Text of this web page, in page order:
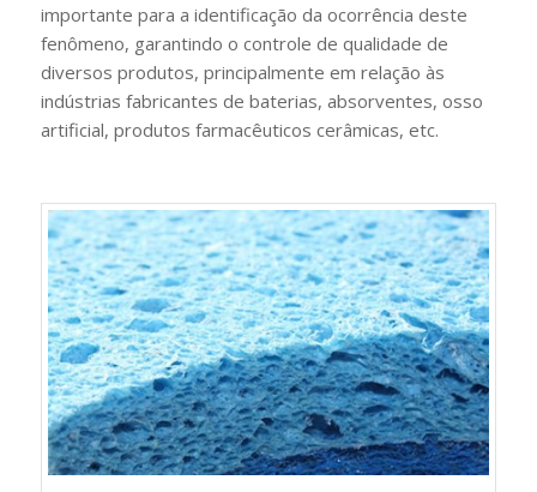
importante para a identificação da ocorrência deste
fenômeno, garantindo o controle de qualidade de
diversos produtos, principalmente em relação às
indústrias fabricantes de baterias, absorventes, osso
artificial, produtos farmacêuticos cerâmicas, etc.